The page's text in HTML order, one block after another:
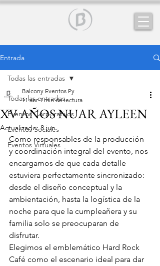
Entrada
Todas las entradas
Eventos Corporativos
Eventos Sociales
Eventos Virtuales
Todas las entradas
XV AÑOS NUAR AYLEEN
Balcony Eventos Py
11 abr 1 min de lectura
Actualizado:8 jun
Como responsables de la producción
y coordinación integral del evento, nos
encargamos de que cada detalle
estuviera perfectamente sincronizado:
desde el diseño conceptual y la
ambientación, hasta la logística de la
noche para que la cumpleañera y su
familia solo se preocuparan de
disfrutar.
Elegimos el emblemático Hard Rock
Café como el escenario ideal para dar